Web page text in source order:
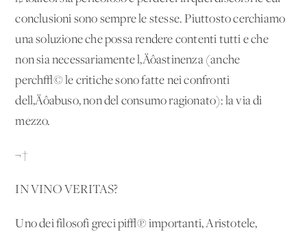
conclusioni sono sempre le stesse. Piuttosto cerchiamo
una soluzione che possa rendere contenti tutti e che
non sia necessariamente l‚Äôastinenza (anche
perch√© le critiche sono fatte nei confronti
dell‚Äôabuso, non del consumo ragionato): la via di
mezzo.
¬†
IN VINO VERITAS?
Uno dei filosofi greci pi√π importanti, Aristotele,